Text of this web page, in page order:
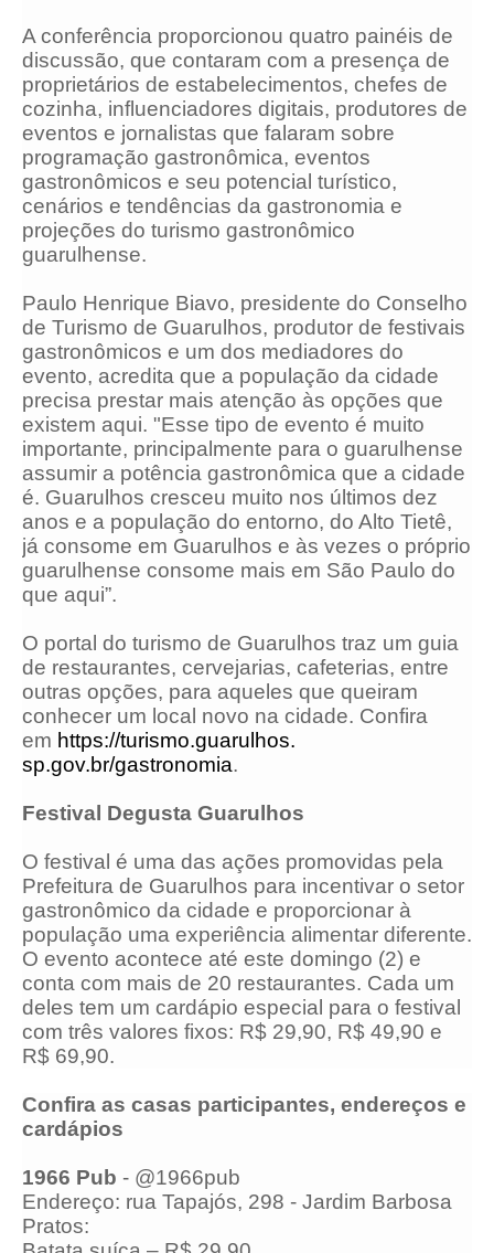
A conferência proporcionou quatro painéis de
discussão, que contaram com a presença de
proprietários de estabelecimentos, chefes de
cozinha, influenciadores digitais, produtores de
eventos e jornalistas que falaram sobre
programação gastronômica, eventos
gastronômicos e seu potencial turístico,
cenários e tendências da gastronomia e
projeções do turismo gastronômico
guarulhense.
Paulo Henrique Biavo, presidente do Conselho
de Turismo de Guarulhos, produtor de festivais
gastronômicos e um dos mediadores do
evento, acredita que a população da cidade
precisa prestar mais atenção às opções que
existem aqui. "Esse tipo de evento é muito
importante, principalmente para o guarulhense
assumir a potência gastronômica que a cidade
é. Guarulhos cresceu muito nos últimos dez
anos e a população do entorno, do Alto Tietê,
já consome em Guarulhos e às vezes o próprio
guarulhense consome mais em São Paulo do
que aqui”.
O portal do turismo de Guarulhos traz um guia
de restaurantes, cervejarias, cafeterias, entre
outras opções, para aqueles que queiram
conhecer um local novo na cidade. Confira
em https://turismo.guarulhos.
sp.gov.br/gastronomia.
Festival Degusta Guarulhos
O festival é uma das ações promovidas pela
Prefeitura de Guarulhos para incentivar o setor
gastronômico da cidade e proporcionar à
população uma experiência alimentar diferente.
O evento acontece até este domingo (2) e
conta com mais de 20 restaurantes. Cada um
deles tem um cardápio especial para o festival
com três valores fixos: R$ 29,90, R$ 49,90 e
R$ 69,90.
Confira as casas participantes, endereços e
cardápios
1966 Pub - @1966pub
Endereço: rua Tapajós, 298 - Jardim Barbosa
Pratos: